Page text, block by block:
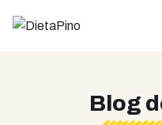
Blog